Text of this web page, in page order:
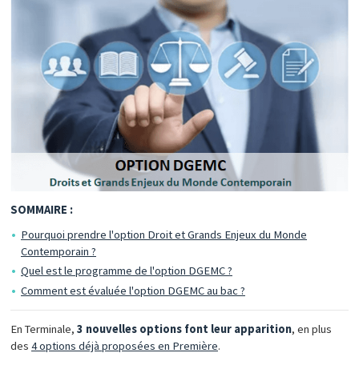
SOMMAIRE :
Pourquoi prendre l'option Droit et Grands Enjeux du Monde
Contemporain ?
Quel est le programme de l'option DGEMC ?
Comment est évaluée l'option DGEMC au bac ?
En Terminale, 3 nouvelles options font leur apparition, en plus
des 4 options déjà proposées en Première.